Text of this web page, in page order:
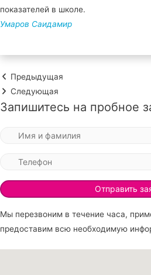
показателей в школе.
Умаров Саидамир
Предыдущая
Следующая
Запишитесь на пробное
Мы перезвоним в течение часа,
предоставим всю необходимую